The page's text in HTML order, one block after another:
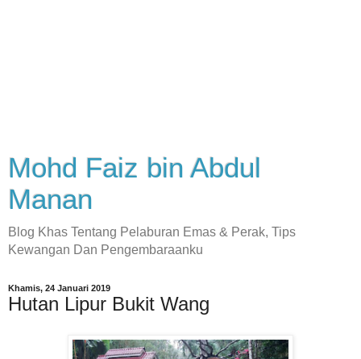
Mohd Faiz bin Abdul
Manan
Blog Khas Tentang Pelaburan Emas & Perak, Tips
Kewangan Dan Pengembaraanku
Khamis, 24 Januari 2019
Hutan Lipur Bukit Wang